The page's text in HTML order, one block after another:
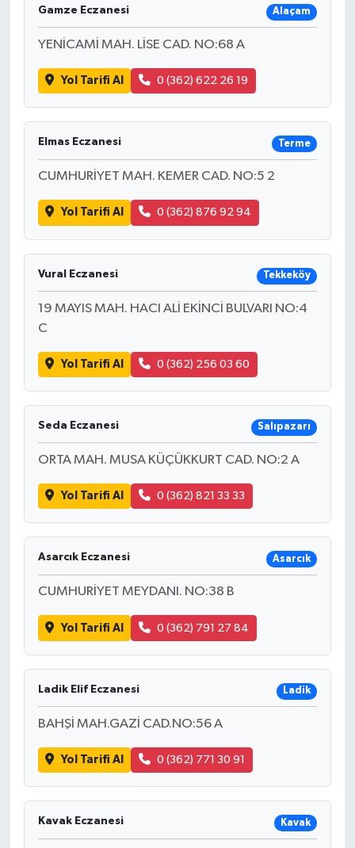
Gamze Eczanesi Alaçam
YENİCAMİ MAH. LİSE CAD. NO:68 A
Yol Tarifi Al 0 (362) 622 26 19
Elmas Eczanesi Terme
CUMHURİYET MAH. KEMER CAD. NO:5 2
Yol Tarifi Al 0 (362) 876 92 94
Vural Eczanesi Tekkeköy
19 MAYIS MAH. HACI ALİ EKİNCİ BULVARI NO:4
C
Yol Tarifi Al 0 (362) 256 03 60
Seda Eczanesi Salıpazarı
ORTA MAH. MUSA KÜÇÜKKURT CAD. NO:2 A
Yol Tarifi Al 0 (362) 821 33 33
Asarcık Eczanesi Asarcık
CUMHURİYET MEYDANI. NO:38 B
Yol Tarifi Al 0 (362) 791 27 84
Ladik Elif Eczanesi Ladik
BAHŞİ MAH.GAZİ CAD.NO:56 A
Yol Tarifi Al 0 (362) 771 30 91
Kavak Eczanesi Kavak